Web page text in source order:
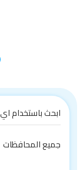
جميع المحافظات